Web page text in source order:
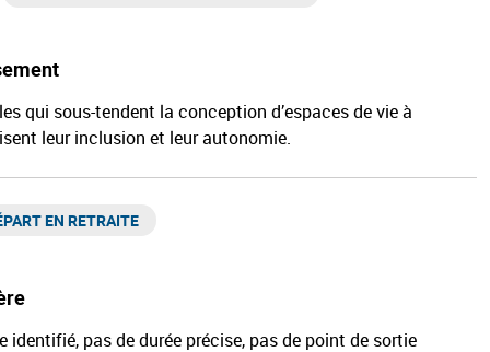
qui sous-tendent la conception d’espaces de vie à
leur inclusion et leur autonomie.
EN RETRAITE​
pas de durée précise, pas de point de sortie